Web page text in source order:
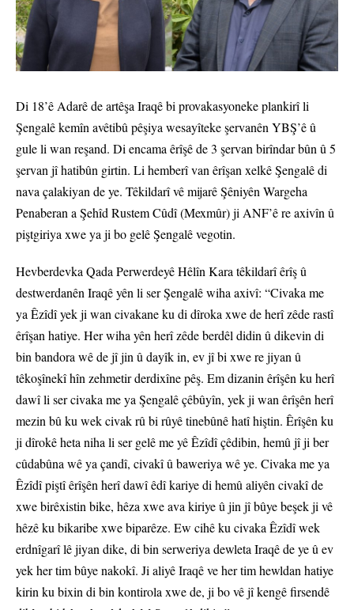
Di 18’ê Adarê de artêşa Iraqê bi provakasyoneke plankirî li
Şengalê kemîn avêtibû pêşiya wesayîteke şervanên YBŞ’ê û
gule li wan reşand. Di encama êrîşê de 3 şervan birîndar bûn û 5
şervan jî hatibûn girtin. Li hemberî van êrîşan xelkê Şengalê di
nava çalakiyan de ye. Têkildarî vê mijarê Şêniyên Wargeha
Penaberan a Şehîd Rustem Cûdî (Mexmûr) ji ANF’ê re axivîn û
piştgiriya xwe ya ji bo gelê Şengalê vegotin.
Hevberdevka Qada Perwerdeyê Hêlîn Kara têkildarî êrîş û
destwerdanên Iraqê yên li ser Şengalê wiha axivî: “Civaka me
ya Êzîdî yek ji wan civakane ku di dîroka xwe de herî zêde rastî
êrîşan hatiye. Her wiha yên herî zêde berdêl didin û dikevin di
bin bandora wê de jî jin û dayîk in, ev jî bi xwe re jiyan û
têkoşînekî hîn zehmetir derdixîne pêş. Em dizanin êrîşên ku herî
dawî li ser civaka me ya Şengalê çêbûyîn, yek ji wan êrîşên herî
mezin bû ku wek civak rû bi rûyê tinebûnê hatî hiştin. Êrîşên ku
ji dîrokê heta niha li ser gelê me yê Êzîdî çêdibin, hemû jî ji ber
cûdabûna wê ya çandî, civakî û baweriya wê ye. Civaka me ya
Êzîdî piştî êrîşên herî dawî êdî kariye di hemû aliyên civakî de
xwe birêxistin bike, hêza xwe ava kiriye û jin jî bûye beşek ji vê
hêzê ku bikaribe xwe biparêze. Ew cihê ku civaka Êzîdî wek
erdnîgarî lê jiyan dike, di bin serweriya dewleta Iraqê de ye û ev
yek her tim bûye nakokî. Ji aliyê Iraqê ve her tim hewldan hatiye
kirin ku bixin di bin kontirola xwe de, ji bo vê jî kengê firsendê